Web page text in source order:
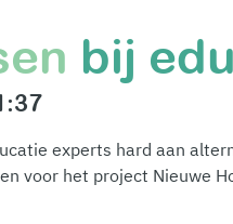
bij
experts hard aan
voor het project Nieuwe